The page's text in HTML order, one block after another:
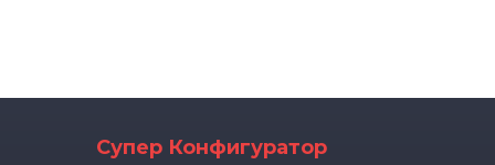
Супер Конфигуратор